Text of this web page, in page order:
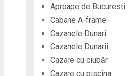
Aproape de Bucuresti
Cabane A-frame
Cazanele Dunari
Cazanele Dunarii
Cazare cu ciubăr
Cazare cu piscina